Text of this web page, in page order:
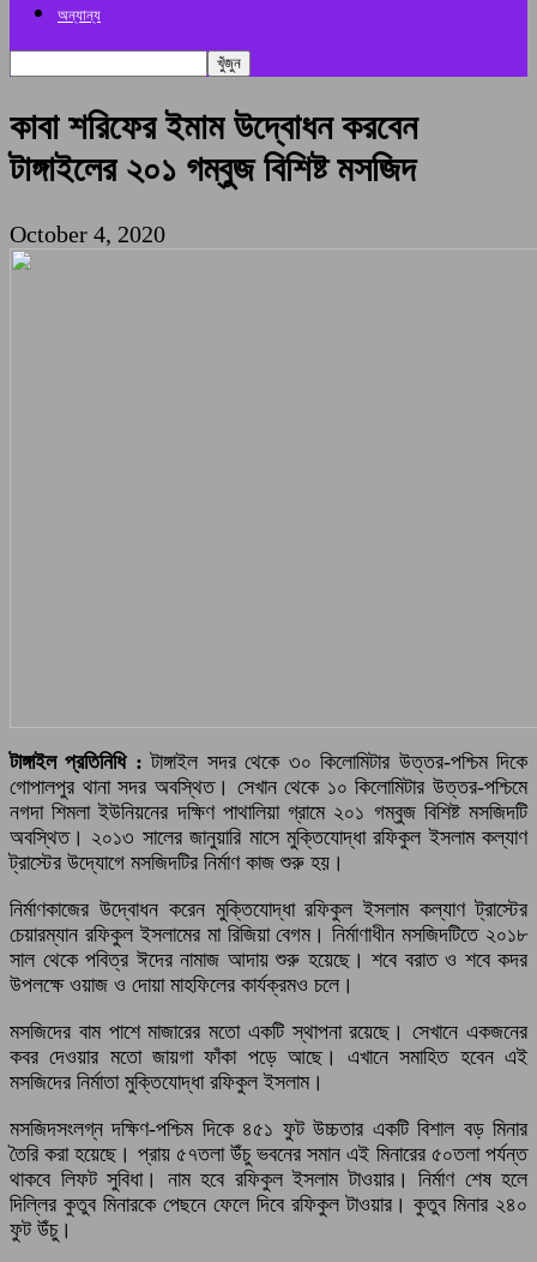
অন্যান্য
কাবা শরিফের ইমাম উদ্বোধন করবেন
টাঙ্গাইলের ২০১ গম্বুজ বিশিষ্ট মসজিদ
October 4, 2020
টাঙ্গাইল প্রতিনিধি : টাঙ্গাইল সদর থেকে ৩০ কিলোমিটার উত্তর-পশ্চিম দিকে
গোপালপুর থানা সদর অবস্থিত। সেখান থেকে ১০ কিলোমিটার উত্তর-পশ্চিমে
নগদা শিমলা ইউনিয়নের দক্ষিণ পাথালিয়া গ্রামে ২০১ গম্বুজ বিশিষ্ট মসজিদটি
অবস্থিত। ২০১৩ সালের জানুয়ারি মাসে মুক্তিযোদ্ধা রফিকুল ইসলাম কল্যাণ
ট্রাস্টের উদ্যোগে মসজিদটির নির্মাণ কাজ শুরু হয়।
নির্মাণকাজের উদ্বোধন করেন মুক্তিযোদ্ধা রফিকুল ইসলাম কল্যাণ ট্রাস্টের
চেয়ারম্যান রফিকুল ইসলামের মা রিজিয়া বেগম। নির্মাণাধীন মসজিদটিতে ২০১৮
সাল থেকে পবিত্র ঈদের নামাজ আদায় শুরু হয়েছে। শবে বরাত ও শবে কদর
উপলক্ষে ওয়াজ ও দোয়া মাহফিলের কার্যক্রমও চলে।
মসজিদের বাম পাশে মাজারের মতো একটি স্থাপনা রয়েছে। সেখানে একজনের
কবর দেওয়ার মতো জায়গা ফাঁকা পড়ে আছে। এখানে সমাহিত হবেন এই
মসজিদের নির্মাতা মুক্তিযোদ্ধা রফিকুল ইসলাম।
মসজিদসংলগ্ন দক্ষিণ-পশ্চিম দিকে ৪৫১ ফুট উচ্চতার একটি বিশাল বড় মিনার
তৈরি করা হয়েছে। প্রায় ৫৭তলা উঁচু ভবনের সমান এই মিনারের ৫০তলা পর্যন্ত
থাকবে লিফট সুবিধা। নাম হবে রফিকুল ইসলাম টাওয়ার। নির্মাণ শেষ হলে
দিল্লির কুতুব মিনারকে পেছনে ফেলে দিবে রফিকুল টাওয়ার। কুতুব মিনার ২৪০
ফুট উঁচু।